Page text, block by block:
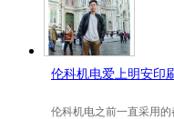
包装的牛皮纸胶带就是汤
伦科机电爱上明安印
伦科机电之前一直采用